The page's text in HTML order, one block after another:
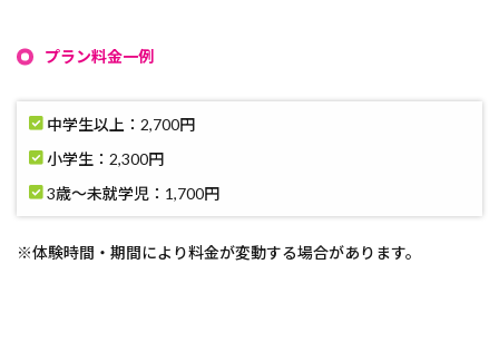
プラン料金一例
中学生以上： 2,700円
小学生： 2,300円
3歳～未就学児： 1,700円
※体験時間・期間により料金が変動する場合があります。